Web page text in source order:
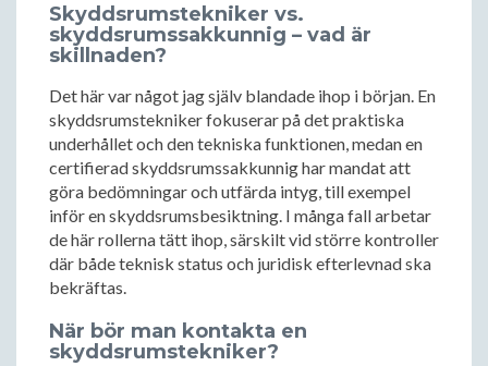
Skyddsrumstekniker vs.
skyddsrumssakkunnig – vad är
skillnaden?
Det här var något jag själv blandade ihop i början. En
skyddsrumstekniker fokuserar på det praktiska
underhållet och den tekniska funktionen, medan en
certifierad skyddsrumssakkunnig har mandat att
göra bedömningar och utfärda intyg, till exempel
inför en skyddsrumsbesiktning. I många fall arbetar
de här rollerna tätt ihop, särskilt vid större kontroller
där både teknisk status och juridisk efterlevnad ska
bekräftas.
När bör man kontakta en
skyddsrumstekniker?